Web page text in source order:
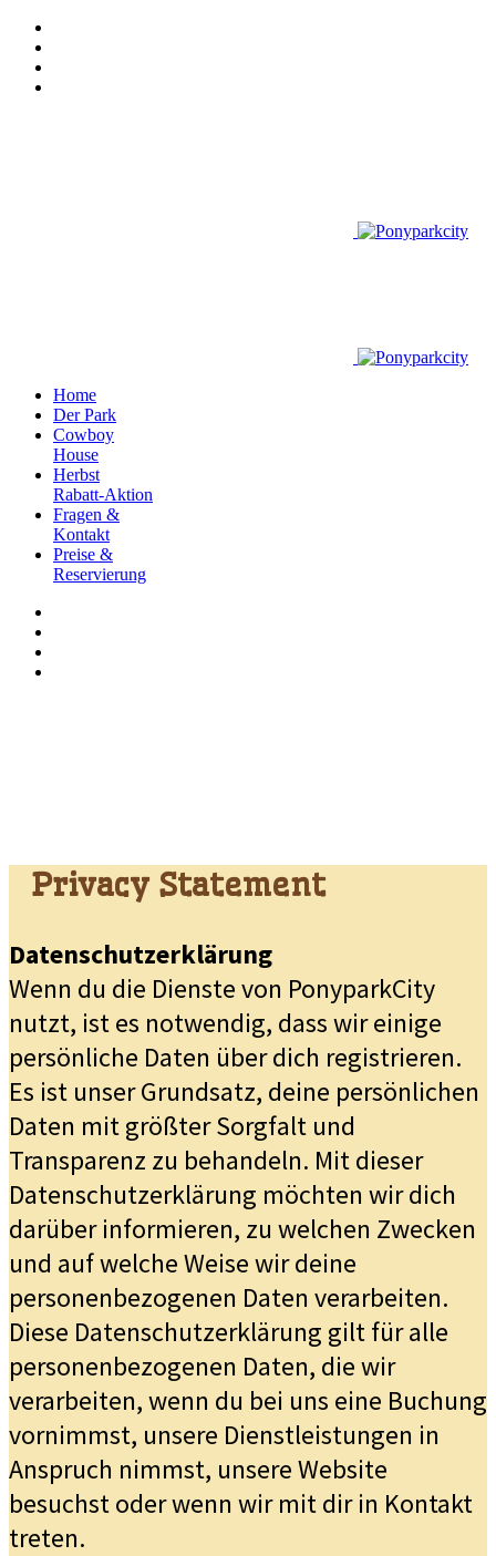
Home
Der Park
Cowboy
House
Herbst
Rabatt-Aktion
Fragen &
Kontakt
Preise &
Reservierung
Privacy Statement
Datenschutzerklärung
Wenn du die Dienste von PonyparkCity
nutzt, ist es notwendig, dass wir einige
persönliche Daten über dich registrieren.
Es ist unser Grundsatz, deine persönlichen
Daten mit größter Sorgfalt und
Transparenz zu behandeln. Mit dieser
Datenschutzerklärung möchten wir dich
darüber informieren, zu welchen Zwecken
und auf welche Weise wir deine
personenbezogenen Daten verarbeiten.
Diese Datenschutzerklärung gilt für alle
personenbezogenen Daten, die wir
verarbeiten, wenn du bei uns eine Buchung
vornimmst, unsere Dienstleistungen in
Anspruch nimmst, unsere Website
besuchst oder wenn wir mit dir in Kontakt
treten.